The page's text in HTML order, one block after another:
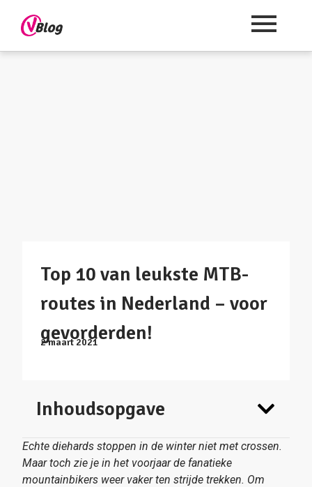
Top 10 van leukste MTB-
routes in Nederland – voor
gevorderden!
2 maart 2021
Inhoudsopgave
Echte diehards stoppen in de winter niet met crossen.
Maar toch zie je in het voorjaar de fanatieke
mountainbikers weer vaker ten strijde trekken. Om